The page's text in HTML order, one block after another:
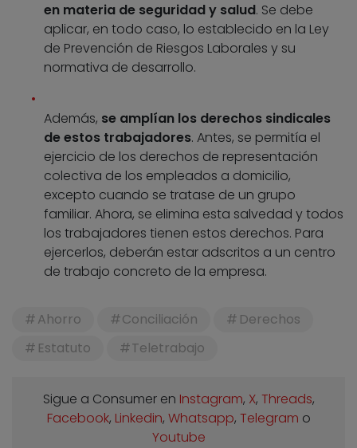
en materia de seguridad y salud. Se debe
aplicar, en todo caso, lo establecido en la Ley
de Prevención de Riesgos Laborales y su
normativa de desarrollo.
Además, se amplían los derechos sindicales
de estos trabajadores. Antes, se permitía el
ejercicio de los derechos de representación
colectiva de los empleados a domicilio,
excepto cuando se tratase de un grupo
familiar. Ahora, se elimina esta salvedad y todos
los trabajadores tienen estos derechos. Para
ejercerlos, deberán estar adscritos a un centro
de trabajo concreto de la empresa.
Ahorro Conciliación
Derechos
Estatuto
Teletrabajo
Sigue a Consumer en Instagram, X, Threads,
Facebook, Linkedin, Whatsapp, Telegram o
Youtube